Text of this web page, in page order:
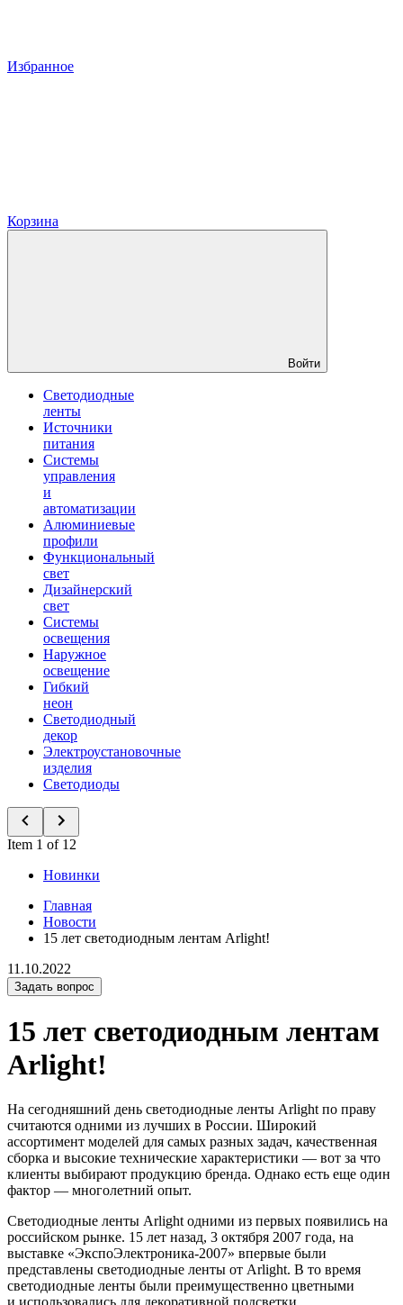
Избранное
Корзина
Войти
Светодиодные
ленты
Источники
питания
Системы
управления
и
автоматизации
Алюминиевые
профили
Функциональный
свет
Дизайнерский
свет
Системы
освещения
Наружное
освещение
Гибкий
неон
Светодиодный
декор
Электроустановочные
изделия
Светодиоды
Item 1 of 12
Новинки
Главная
Новости
15 лет светодиодным лентам Arlight!
11.10.2022
Задать вопрос
15 лет светодиодным лентам
Arlight!
На сегодняшний день светодиодные ленты Arlight по праву
считаются одними из лучших в России. Широкий
ассортимент моделей для самых разных задач, качественная
сборка и высокие технические характеристики — вот за что
клиенты выбирают продукцию бренда. Однако есть еще один
фактор — многолетний опыт.
Светодиодные ленты Arlight одними из первых появились на
российском рынке. 15 лет назад, 3 октября 2007 года, на
выставке «ЭкспоЭлектроника-2007» впервые были
представлены светодиодные ленты от Arlight. В то время
светодиодные ленты были преимущественно цветными
и использовались для декоративной подсветки.